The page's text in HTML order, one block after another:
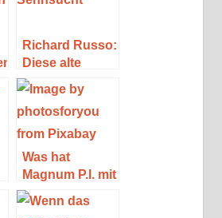
Richard Russo:
Diese alte
Sehnsucht
Was hat
Magnum P.I. mit
Robert B.
Parker zu tun?